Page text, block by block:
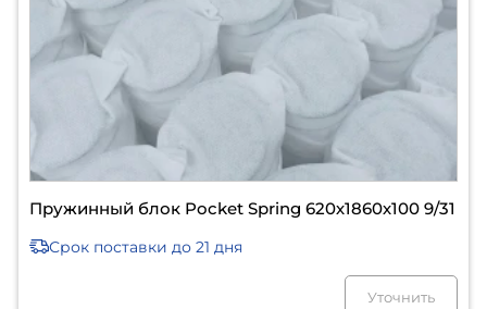
Пружинный блок Pocket Spring 620х1860х100 9/31
Срок поставки до 21 дня
Уточнить